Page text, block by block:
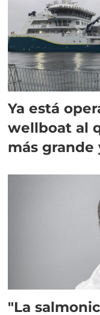
Ya está
wellboat al
más
"La